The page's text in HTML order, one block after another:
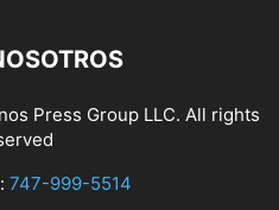
Press Group LLC. All rights
747-999-5514